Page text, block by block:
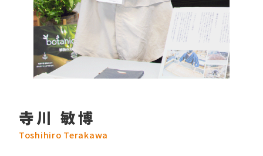
寺川 敏博
Toshihiro Terakawa